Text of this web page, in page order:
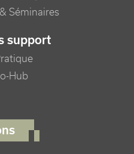
Séminaires
support
Hub